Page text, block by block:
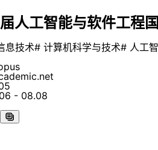
人工智能与软件工程
息技术# 计算机科学与技术# 人工
- 08.08